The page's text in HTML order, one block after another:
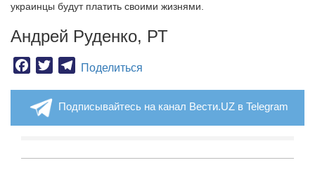
украинцы будут платить своими жизнями.
Андрей Руденко, РТ
Facebook
TwitterTelegram
Поделиться
Подписывайтесь на канал Вести.UZ в Telegram